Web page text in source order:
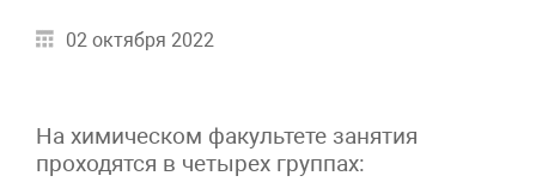
02 октября 2022
На химическом факультете занятия
проходятся в четырех группах: